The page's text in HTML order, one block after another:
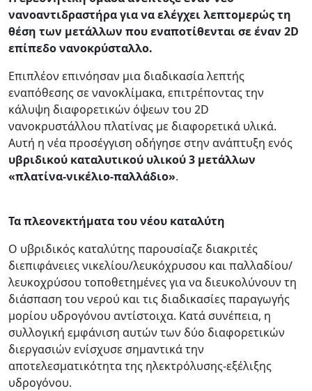
νανοαντιδραστήρα για να ελέγχει λεπτομερώς τη
θέση των μετάλλων που εναποτίθενται σε έναν 2D
επίπεδο νανοκρύσταλλο.
Επιπλέον επινόησαν μια διαδικασία λεπτής
εναπόθεσης σε νανοκλίμακα, επιτρέποντας την
κάλυψη διαφορετικών όψεων του 2D
νανοκρυστάλλου πλατίνας με διαφορετικά υλικά.
Αυτή η νέα προσέγγιση οδήγησε στην ανάπτυξη ενός
υβριδικού καταλυτικού υλικού 3 μετάλλων
«πλατίνα-νικέλιο-παλλάδιο».
Τα πλεονεκτήματα του νέου καταλύτη
Ο υβριδικός καταλύτης παρουσίαζε διακριτές
διεπιφάνειες νικελίου/λευκόχρυσου και παλλαδίου/
λευκοχρύσου τοποθετημένες για να διευκολύνουν τη
διάσπαση του νερού και τις διαδικασίες παραγωγής
μορίου υδρογόνου αντίστοιχα. Κατά συνέπεια, η
συλλογική εμφάνιση αυτών των δύο διαφορετικών
διεργασιών ενίσχυσε σημαντικά την
αποτελεσματικότητα της ηλεκτρόλυσης-εξέλιξης
υδρογόνου.